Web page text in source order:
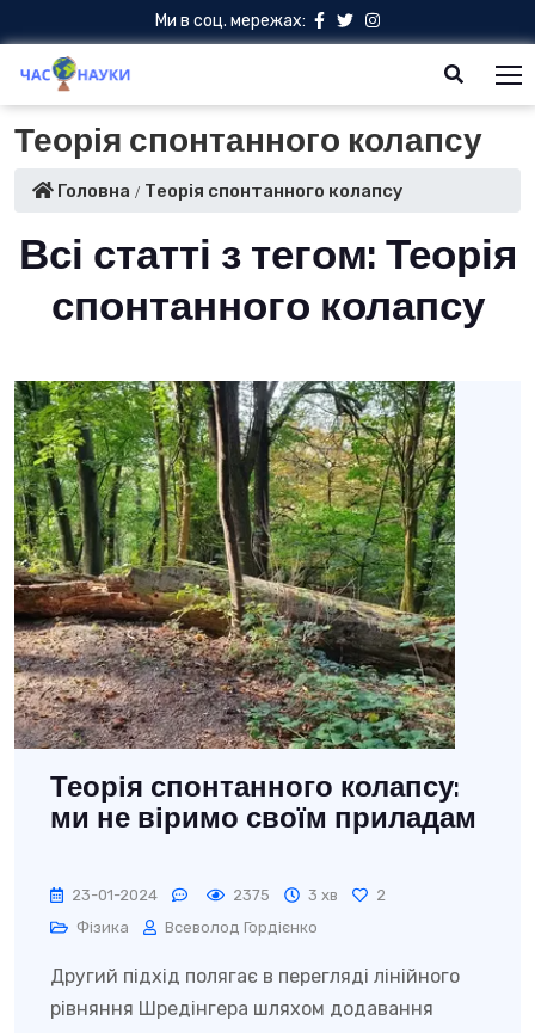
Ми в соц. мережах:
Теорія спонтанного колапсу
Головна Теорія спонтанного колапсу
Всі статті з тегом: Теорія
спонтанного колапсу
Теорія спонтанного колапсу:
ми не віримо своїм приладам
23-01-2024 2375 3 хв
2
Фізика
Всеволод Гордієнко
Другий підхід полягає в перегляді лінійного
рівняння Шредінгера шляхом додавання